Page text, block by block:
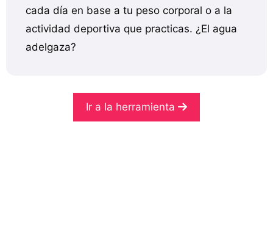
cada día en base a tu peso corporal o a la
actividad deportiva que practicas. ¿El agua
adelgaza?
Ir a la herramienta